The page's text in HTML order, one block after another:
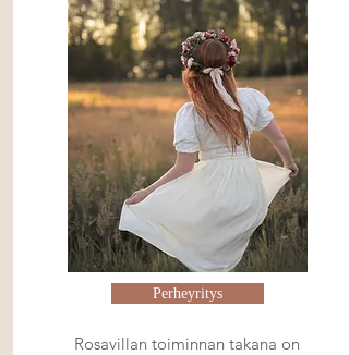
Perheyritys
Rosavillan toiminnan takana on